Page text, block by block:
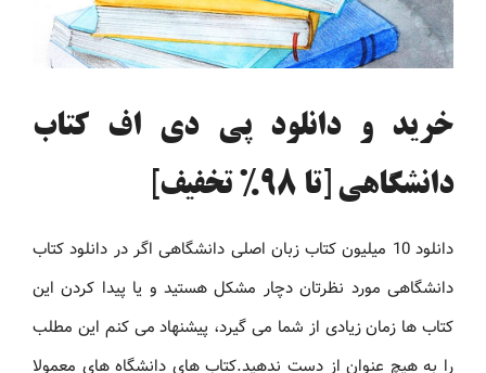
خرید و دانلود پی دی اف کتاب
دانشگاهی [تا 98% تخفیف]
دانلود 10 میلیون کتاب زبان اصلی دانشگاهی اگر در دانلود کتاب
دانشگاهی مورد نظرتان دچار مشکل هستید و یا پیدا کردن این
کتاب ها زمان زیادی از شما می گیرد، پیشنهاد می کنم این مطلب
را به هیچ عنوان از دست ندهید.کتاب های دانشگاه های معمولا